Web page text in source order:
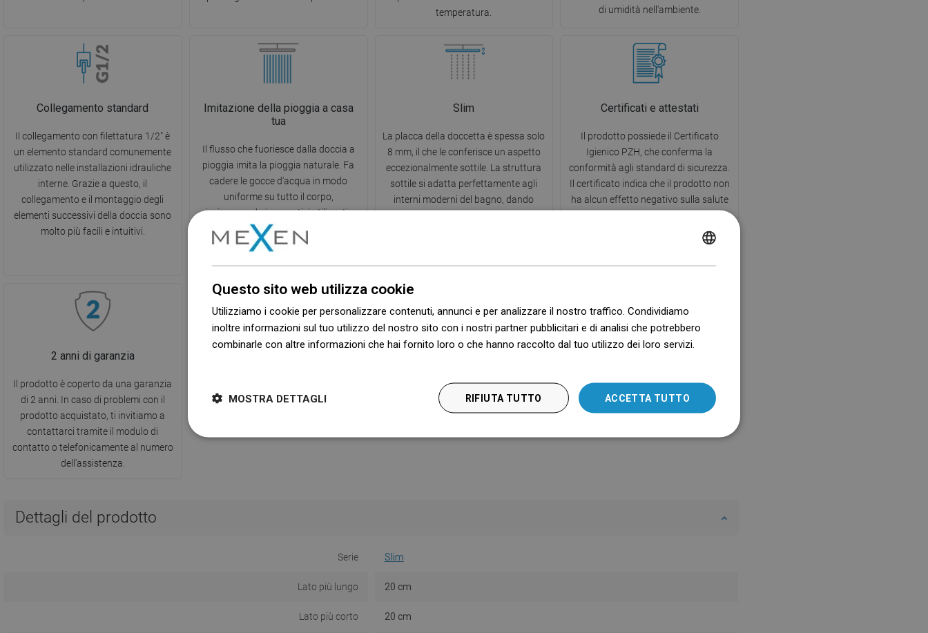
temperatura.
di umidità nell'ambiente.
Collegamento standard
Il collegamento con filettatura 1/2" è
un elemento standard comunemente
utilizzato nelle installazioni idrauliche
interne. Grazie a questo, il
collegamento e il montaggio degli
elementi successivi della doccia sono
molto più facili e intuitivi.
Imitazione della pioggia a casa
tua
Il flusso che fuoriesce dalla doccia a
pioggia imita la pioggia naturale. Fa
cadere le gocce d'acqua in modo
uniforme su tutto il corpo,
risciacquando i cosmetici utilizzati e
alleviando lo stress e la tensione
muscolare. Rilassamento quotidiano
Slim
La placca della doccetta è spessa solo
8 mm, il che le conferisce un aspetto
eccezionalmente sottile. La struttura
sottile si adatta perfettamente agli
interni moderni del bagno, dando
Certificati e attestati
Il prodotto possiede il Certificato
Igienico PZH, che conferma la
conformità agli standard di sicurezza.
Il certificato indica che il prodotto non
ha alcun effetto negativo sulla salute
umana ed è rispettoso dell'ambiente.
2 anni di garanzia
Il prodotto è coperto da una garanzia
di 2 anni. In caso di problemi con il
prodotto acquistato, ti invitiamo a
contattarci tramite il modulo di
contatto o telefonicamente al numero
dell'assistenza.
Dettagli del prodotto
Serie Slim
Lato più lungo 20 cm
Lato più corto 20 cm
ENGLISH
SLOVAK
ROMANIAN
FRENCH
Questo sito web utilizza cookie
Utilizziamo i cookie per personalizzare contenuti, annunci e per analizzare il nostro traffico. Condividiamo
inoltre informazioni sul tuo utilizzo del nostro sito con i nostri partner pubblicitari e di analisi che potrebbero
combinarle con altre informazioni che hai fornito loro o che hanno raccolto dal tuo utilizzo dei loro servizi.
ACCETTA TUTTO
RIFIUTA TUTTO
MOSTRA DETTAGLI